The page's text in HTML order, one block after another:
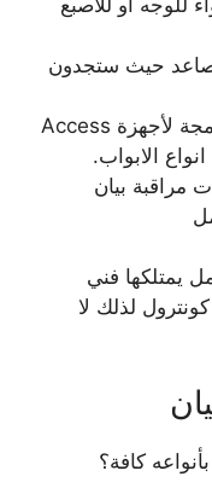
حيث ستجدون
نقدم اعمال التوصيل أو البرمجة لأجهزة Access
مراقبة بيان
يمتلكها فني
لذلك لا
كافة؟